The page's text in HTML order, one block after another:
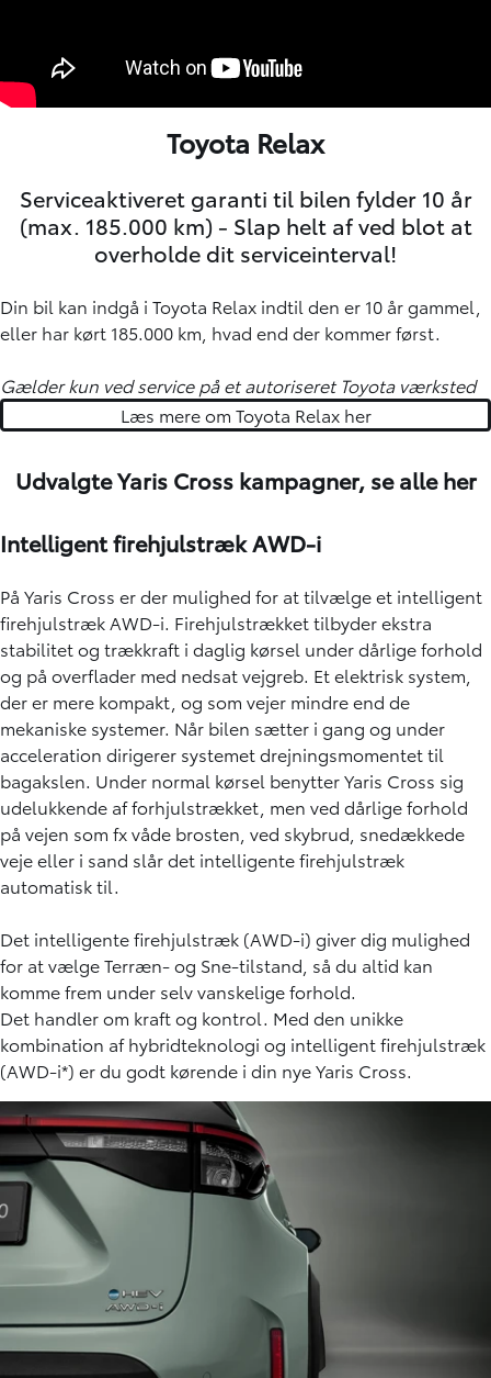
Toyota Relax
Serviceaktiveret garanti til bilen fylder 10 år
(max. 185.000 km) - Slap helt af ved blot at
overholde dit serviceinterval!
Din bil kan indgå i Toyota Relax indtil den er 10 år gammel,
eller har kørt 185.000 km, hvad end der kommer først.
Gælder kun ved service på et autoriseret Toyota værksted
Læs mere om Toyota Relax her
Udvalgte Yaris Cross kampagner, se alle her
Intelligent firehjulstræk AWD-i
På Yaris Cross er der mulighed for at tilvælge et intelligent
firehjulstræk AWD-i. Firehjulstrækket tilbyder ekstra
stabilitet og trækkraft i daglig kørsel under dårlige forhold
og på overflader med nedsat vejgreb. Et elektrisk system,
der er mere kompakt, og som vejer mindre end de
mekaniske systemer. Når bilen sætter i gang og under
acceleration dirigerer systemet drejningsmomentet til
bagakslen. Under normal kørsel benytter Yaris Cross sig
udelukkende af forhjulstrækket, men ved dårlige forhold
på vejen som fx våde brosten, ved skybrud, snedækkede
veje eller i sand slår det intelligente firehjulstræk
automatisk til.
Det intelligente firehjulstræk (AWD-i) giver dig mulighed
for at vælge Terræn- og Sne-tilstand, så du altid kan
komme frem under selv vanskelige forhold.
Det handler om kraft og kontrol. Med den unikke
kombination af hybridteknologi og intelligent firehjulstræk
(AWD-i*) er du godt kørende i din nye Yaris Cross.